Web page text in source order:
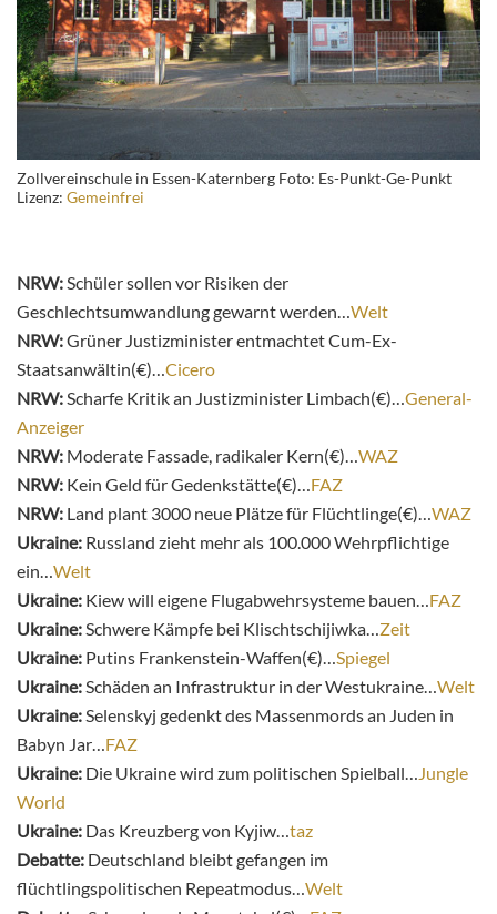
Zollvereinschule in Essen-Katernberg Foto: Es-Punkt-Ge-Punkt
Lizenz: Gemeinfrei
NRW:Schüler sollen vor Risiken der
Geschlechtsumwandlung gewarnt werden…Welt
NRW:Grüner Justizminister entmachtet Cum-Ex-
Staatsanwältin(€)…Cicero
NRW:Scharfe Kritik an Justizminister Limbach(€)…General-
Anzeiger
NRW: Moderate Fassade, radikaler Kern(€)…WAZ
NRW: Kein Geld für Gedenkstätte(€)…FAZ
NRW: Land plant 3000 neue Plätze für Flüchtlinge(€)…WAZ
Ukraine: Russland zieht mehr als 100.000 Wehrpflichtige
ein…Welt
Ukraine: Kiew will eigene Flugabwehrsysteme bauen…FAZ
Ukraine:Schwere Kämpfe bei Klischtschijiwka…Zeit
Ukraine: Putins Frankenstein-Waffen(€)…Spiegel
Ukraine:Schäden an Infrastruktur in der Westukraine…Welt
Ukraine:Selenskyj gedenkt des Massenmords an Juden in
Babyn Jar…FAZ
Ukraine: Die Ukraine wird zum politischen Spielball…Jungle
World
Ukraine: Das Kreuzberg von Kyjiw…taz
Debatte: Deutschland bleibt gefangen im
flüchtlingspolitischen Repeatmodus…Welt